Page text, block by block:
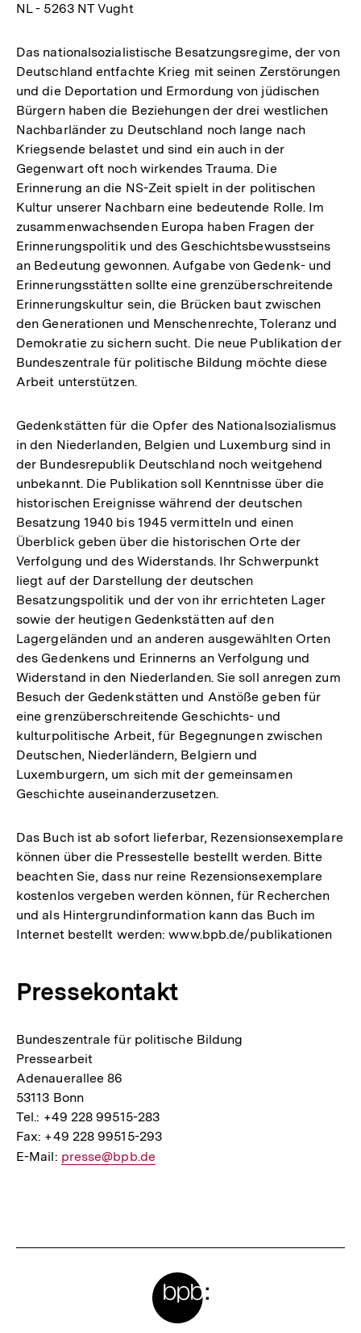
NL - 5263 NT Vught
Das nationalsozialistische Besatzungsregime, der von
Deutschland entfachte Krieg mit seinen Zerstörungen
und die Deportation und Ermordung von jüdischen
Bürgern haben die Beziehungen der drei westlichen
Nachbarländer zu Deutschland noch lange nach
Kriegsende belastet und sind ein auch in der
Gegenwart oft noch wirkendes Trauma. Die
Erinnerung an die NS-Zeit spielt in der politischen
Kultur unserer Nachbarn eine bedeutende Rolle. Im
zusammenwachsenden Europa haben Fragen der
Erinnerungspolitik und des Geschichtsbewusstseins
an Bedeutung gewonnen. Aufgabe von Gedenk- und
Erinnerungsstätten sollte eine grenzüberschreitende
Erinnerungskultur sein, die Brücken baut zwischen
den Generationen und Menschenrechte, Toleranz und
Demokratie zu sichern sucht. Die neue Publikation der
Bundeszentrale für politische Bildung möchte diese
Arbeit unterstützen.
Gedenkstätten für die Opfer des Nationalsozialismus
in den Niederlanden, Belgien und Luxemburg sind in
der Bundesrepublik Deutschland noch weitgehend
unbekannt. Die Publikation soll Kenntnisse über die
historischen Ereignisse während der deutschen
Besatzung 1940 bis 1945 vermitteln und einen
Überblick geben über die historischen Orte der
Verfolgung und des Widerstands. Ihr Schwerpunkt
liegt auf der Darstellung der deutschen
Besatzungspolitik und der von ihr errichteten Lager
sowie der heutigen Gedenkstätten auf den
Lagergeländen und an anderen ausgewählten Orten
des Gedenkens und Erinnerns an Verfolgung und
Widerstand in den Niederlanden. Sie soll anregen zum
Besuch der Gedenkstätten und Anstöße geben für
eine grenzüberschreitende Geschichts- und
kulturpolitische Arbeit, für Begegnungen zwischen
Deutschen, Niederländern, Belgiern und
Luxemburgern, um sich mit der gemeinsamen
Geschichte auseinanderzusetzen.
Das Buch ist ab sofort lieferbar, Rezensionsexemplare
können über die Pressestelle bestellt werden. Bitte
beachten Sie, dass nur reine Rezensionsexemplare
kostenlos vergeben werden können, für Recherchen
und als Hintergrundinformation kann das Buch im
Internet bestellt werden: www.bpb.de/publikationen
Pressekontakt
Bundeszentrale für politische Bildung
Pressearbeit
Adenauerallee 86
53113 Bonn
Tel.: +49 228 99515-283
Fax: +49 228 99515-293
E-Mail: E-
presse@bpb.de